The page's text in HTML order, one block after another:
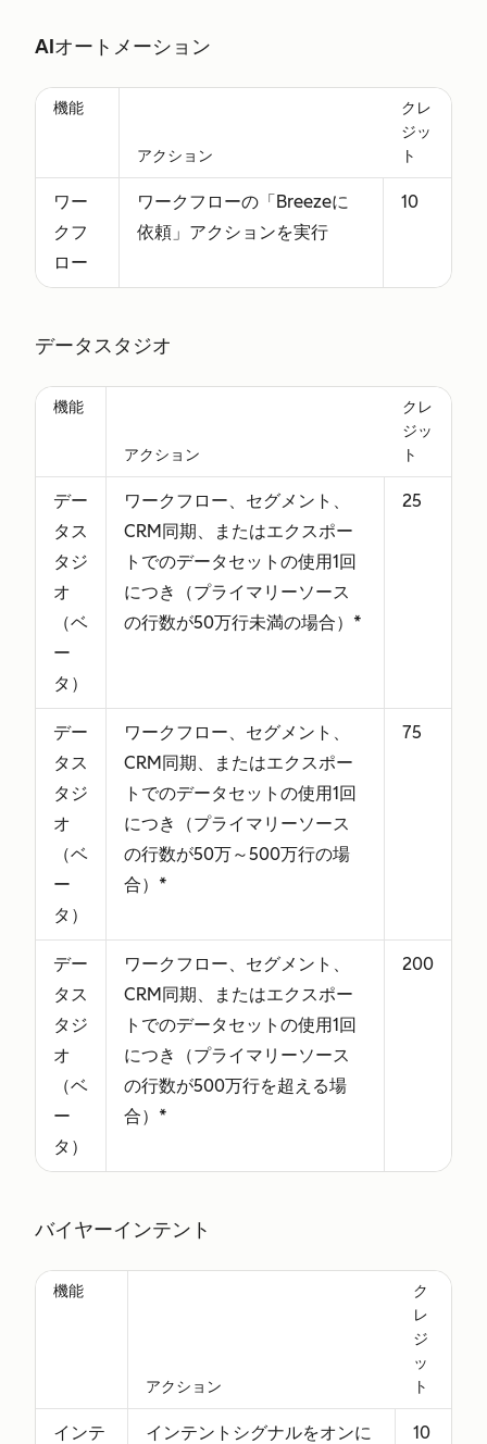
AIオートメーション
機能
アクション
クレ
ジッ
ト
ワー
クフ
ロー
ワークフローの「Breezeに
依頼」アクションを実行
10
データスタジオ
機能
アクション
クレ
ジッ
ト
デー
タス
タジ
オ
（ベ
ー
タ）
ワークフロー、セグメント、
CRM同期、またはエクスポー
トでのデータセットの使用1回
につき（プライマリーソース
の行数が50万行未満の場合）*
25
デー
タス
タジ
オ
（ベ
ー
タ）
ワークフロー、セグメント、
CRM同期、またはエクスポー
トでのデータセットの使用1回
につき（プライマリーソース
の行数が50万～500万行の場
合）*
75
デー
タス
タジ
オ
（ベ
ー
タ）
ワークフロー、セグメント、
CRM同期、またはエクスポー
トでのデータセットの使用1回
につき（プライマリーソース
の行数が500万行を超える場
合）*
200
バイヤーインテント
機能
アクション
ク
レ
ジ
ッ
ト
インテ
インテントシグナルをオンに
10